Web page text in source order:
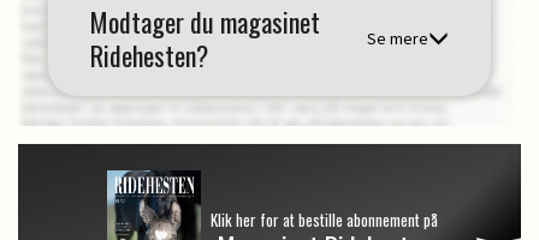
Modtager du magasinet
Ridehesten?
Se mere
Klik her for at bestille abonnement på